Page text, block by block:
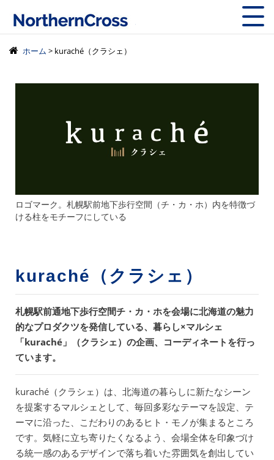
株式会社ノーザン
ホーム > kuraché（クラシェ）
ロゴマーク。札幌駅前地下歩行空間（チ・カ・ホ）内を特徴づ
ける柱をモチーフにしている
kuraché（クラシェ）
札幌駅前通地下歩行空間チ・カ・ホを会場に北海道の魅力
的なプロダクツを発信している、暮らし×マルシェ
「kuraché」（クラシェ）の企画、コーディネートを行っ
ています。
kuraché（クラシェ）は、北海道の暮らしに新たなシーン
を提案するマルシェとして、毎回多彩なテーマを設定、テ
ーマに沿った、こだわりのあるヒト・モノが集まるところ
です。気軽に立ち寄りたくなるよう、会場全体を印象づけ
る統一感のあるデザインで落ち着いた雰囲気を創出してい